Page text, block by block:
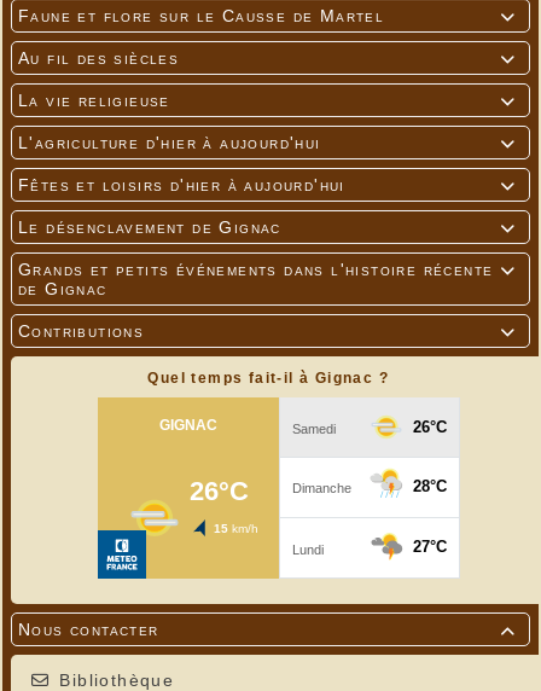

Faune et flore sur le Causse de Martel

Au fil des siècles

La vie religieuse

L'agriculture d'hier à aujourd'hui

Fêtes et loisirs d'hier à aujourd'hui

Le désenclavement de Gignac

Grands et petits événements dans l'histoire récente
de Gignac

Contributions
Quel temps fait-il à Gignac ?

Nous contacter
Bibliothèque